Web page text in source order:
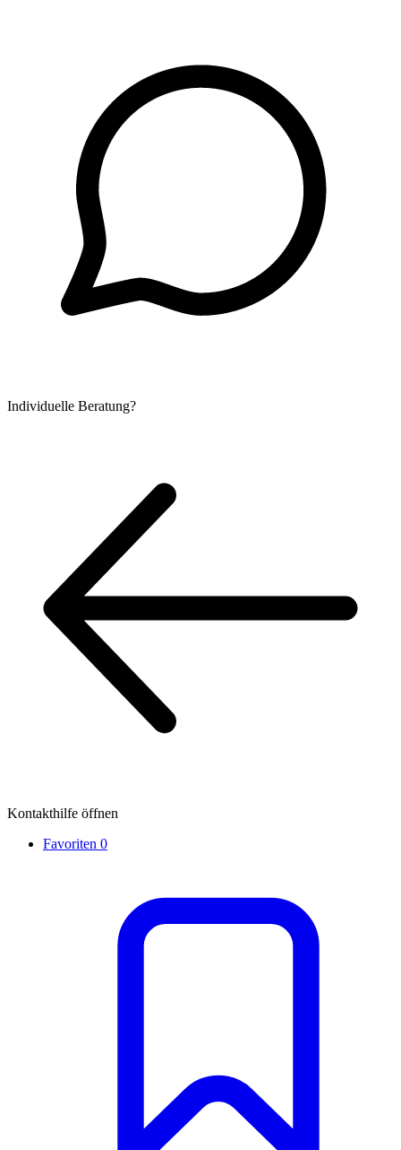
Individuelle Beratung?
Kontakthilfe öffnen
Favoriten 0